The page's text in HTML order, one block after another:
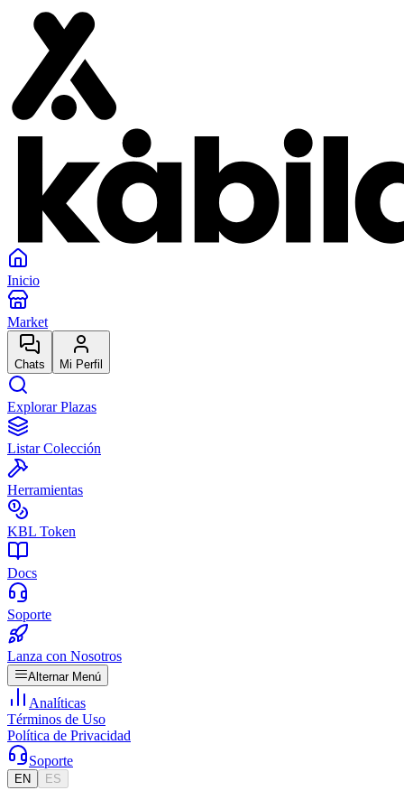
Inicio
Market
Chats Mi Perfil
Explorar Plazas
Listar Colección
Herramientas
KBL Token
Docs
Soporte
Lanza con Nosotros
Alternar Menú
Analíticas
Términos de Uso
Política de Privacidad
Soporte
EN ES